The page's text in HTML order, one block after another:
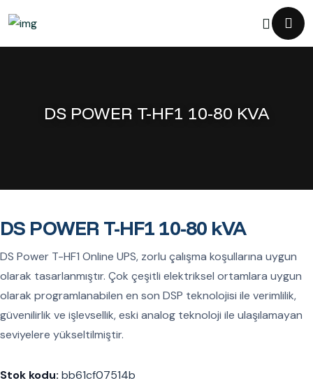
DS POWER T-HF1 10-80 KVA
DS POWER T-HF1 10-80 kVA
DS Power T-HF1 Online UPS, zorlu çalışma koşullarına uygun
olarak tasarlanmıştır. Çok çeşitli elektriksel ortamlara uygun
olarak programlanabilen en son DSP teknolojisi ile verimlilik,
güvenilirlik ve işlevsellik, eski analog teknoloji ile ulaşılamayan
seviyelere yükseltilmiştir.
Stok kodu: bb61cf07514b